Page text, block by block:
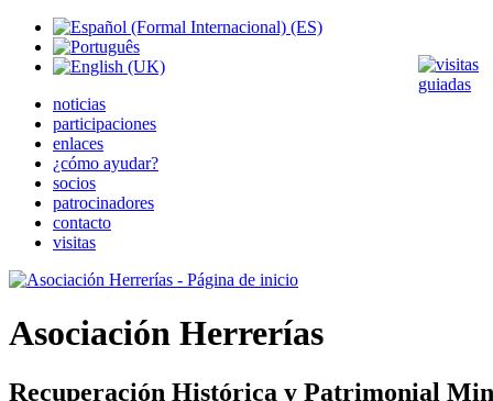
noticias
participaciones
enlaces
¿cómo ayudar?
socios
patrocinadores
contacto
visitas
Asociación Herrerías
Recuperación Histórica y Patrimonial